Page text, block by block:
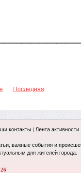
Последняя
контакты | Лента активности
важные события и
для жителей города.